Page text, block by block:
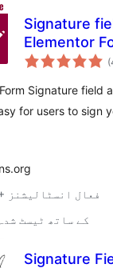
Signature
Elementor
Signature field
for users to sign
2,000+ فعال انسٹالیشنز
7.0.3 کے ساتھ ٹیسٹ شدہ
Signature